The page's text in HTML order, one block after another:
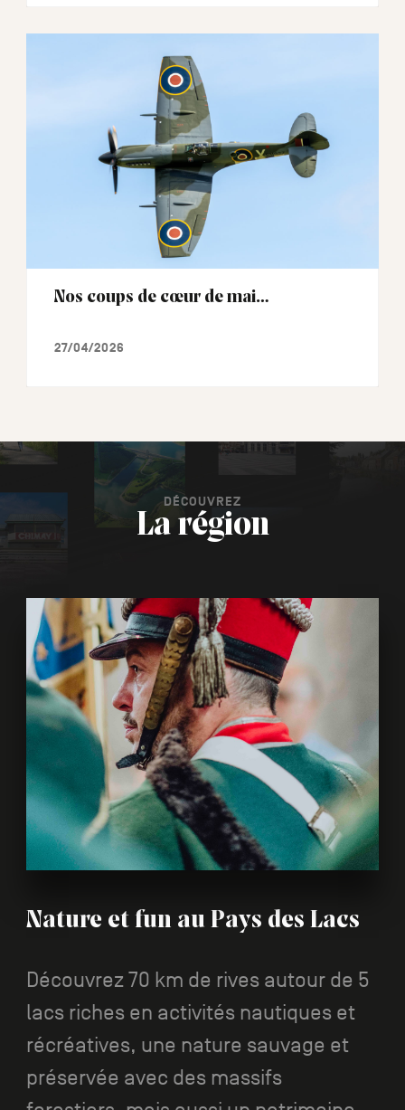
Nos coups de cœur de mai…
27/04/2026
DÉCOUVREZ
La région
Nature et fun au Pays des Lacs
Découvrez 70 km de rives autour de 5
lacs riches en activités nautiques et
récréatives, une nature sauvage et
préservée avec des massifs